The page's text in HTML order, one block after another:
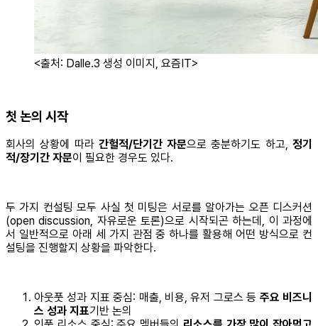
<출처: Dalle.3 생성 이미지, 요즘IT>
첫 논의 시작
회사의 상황에 따라 간헐적/단기간 자문으로 충분하기도 하고,정기
적/장기간 자문이 필요한 경우도 있다.
두 가지 컨설팅 모두 사실 첫 미팅은 서로를 알아가는 오픈 디스커션
(open discussion, 자유로운 토론)으로 시작되곤 하는데, 이 과정에
서 일반적으로 아래 세 가지 관점 중 하나를 활용해 어떤 방식으로 컨
설팅을 진행할지 상황을 파악한다.
아웃풋 성과 지표 중심: 매출, 비용, 유저 그로스 등 주요 비즈니
스 성과 지표기반 논의